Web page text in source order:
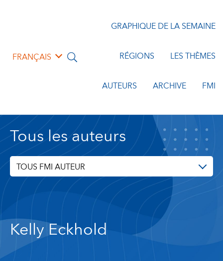
FRANÇAIS
GRAPHIQUE DE LA SEMAINE
RÉGIONS LES THÈMES
AUTEURS ARCHIVE FMI
Tous les auteurs
TOUS FMI AUTEUR
Kelly Eckhold